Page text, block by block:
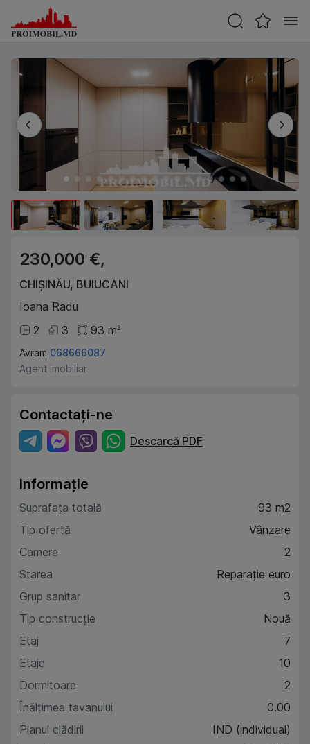
230,000 €,
CHIȘINĂU, BUIUCANI
Ioana Radu
2
3 93 m2
Avram 068666087
Agent imobiliar
Contactați-ne
Descarcă PDF
Informație
Suprafața totală
93 m2
Tip ofertă
Vânzare
Camere
2
Starea
Reparație euro
Grup sanitar
3
Tip construcție
Nouă
Etaj
7
Etaje
10
Dormitoare
2
Înălțimea tavanului
0.00
Planul clădirii
IND (individual)